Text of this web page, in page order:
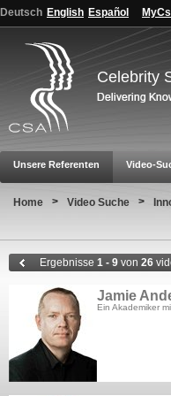
Deutsch English Español
Celebrity
Unsere Referenten Video-
Home > Video Suche >
Ergebnisse 1 - 9 von 26
Jamie
Ein Akademiker